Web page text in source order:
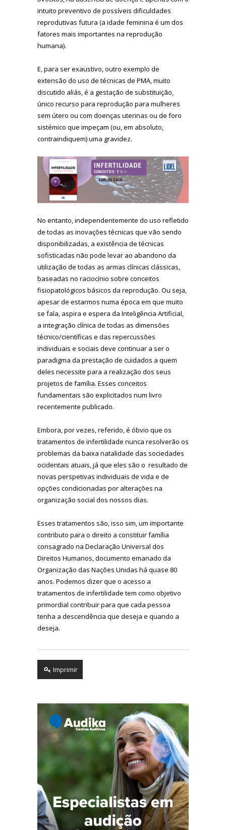
intuito preventivo de possíveis dificuldades
reprodutivas futura (a idade feminina é um dos
fatores mais importantes na reprodução
humana).
E, para ser exaustivo, outro exemplo de
extensão do uso de técnicas de PMA, muito
discutido aliás, é a gestação de substituição,
único recurso para reprodução para mulheres
sem útero ou com doenças uterinas ou de foro
sistémico que impeçam (ou, em absoluto,
contraindiquem) uma gravidez.
No entanto, independentemente do uso refletido
de todas as inovações técnicas que vão sendo
disponibilizadas, a existência de técnicas
sofisticadas não pode levar ao abandono da
utilização de todas as armas clínicas clássicas,
baseadas no raciocínio sobre conceitos
fisiopatológicos básicos da reprodução. Ou seja,
apesar de estarmos numa época em que muito
se fala, aspira e espera da Inteligência Artificial,
a integração clínica de todas as dimensões
técnico/científicas e das repercussões
individuais e sociais deve continuar a ser o
paradigma da prestação de cuidados a quem
deles necessite para a realização dos seus
projetos de família. Esses conceitos
fundamentais são explicitados num livro
recentemente publicado.
Embora, por vezes, referido, é óbvio que os
tratamentos de infertilidade nunca resolverão os
problemas da baixa natalidade das sociedades
ocidentais atuais, já que eles são o resultado de
novas perspetivas individuais de vida e de
opções condicionadas por alterações na
organização social dos nossos dias.
Esses tratamentos são, isso sim, um importante
contributo para o direito a constituir família
consagrado na Declaração Universal dos
Direitos Humanos, documento emanado da
Organização das Nações Unidas há quase 80
anos. Podemos dizer que o acesso a
tratamentos de infertilidade tem como objetivo
primordial contribuir para que cada pessoa
tenha a descendência que deseja e quando a
deseja.
Imprimir